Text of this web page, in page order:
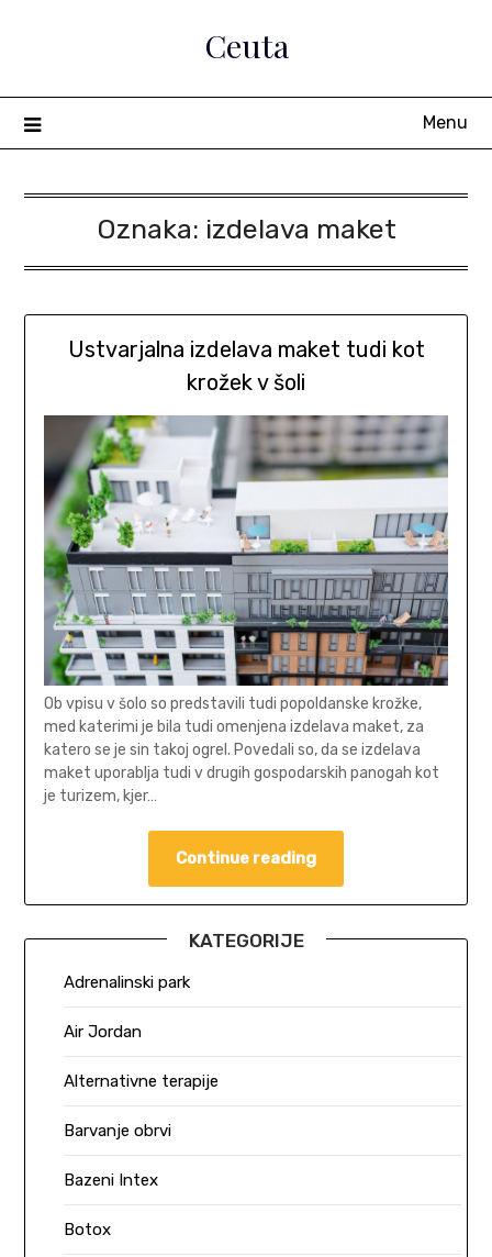
Ceuta
Menu
Oznaka: izdelava maket
Ustvarjalna izdelava maket tudi kot
krožek v šoli
Ob vpisu v šolo so predstavili tudi popoldanske krožke,
med katerimi je bila tudi omenjena izdelava maket, za
katero se je sin takoj ogrel. Povedali so, da se izdelava
maket uporablja tudi v drugih gospodarskih panogah kot
je turizem, kjer…
Continue reading
KATEGORIJE
Adrenalinski park
Air Jordan
Alternativne terapije
Barvanje obrvi
Bazeni Intex
Botox